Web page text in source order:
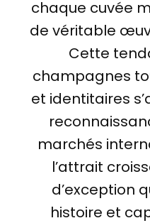
chaque cuvée
de véritable
Cette
champagnes
et identitaires
marchés
l’attrait
d’exception
histoire et